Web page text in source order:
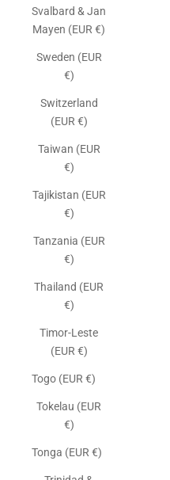
Svalbard & Jan
Mayen (EUR €)
Sweden (EUR
€)
Switzerland
(EUR €)
Taiwan (EUR
€)
Tajikistan (EUR
€)
Tanzania (EUR
€)
Thailand (EUR
€)
Timor-Leste
(EUR €)
Togo (EUR €)
Tokelau (EUR
€)
Tonga (EUR €)